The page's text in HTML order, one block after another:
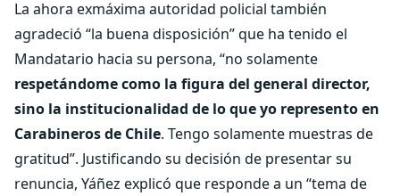
La ahora exmáxima autoridad policial también
agradeció “la buena disposición” que ha tenido el
Mandatario hacia su persona, “no solamente
respetándome como la figura del general director,
sino la institucionalidad de lo que yo represento en
Carabineros de Chile. Tengo solamente muestras de
gratitud”. Justificando su decisión de presentar su
renuncia, Yáñez explicó que responde a un “tema de